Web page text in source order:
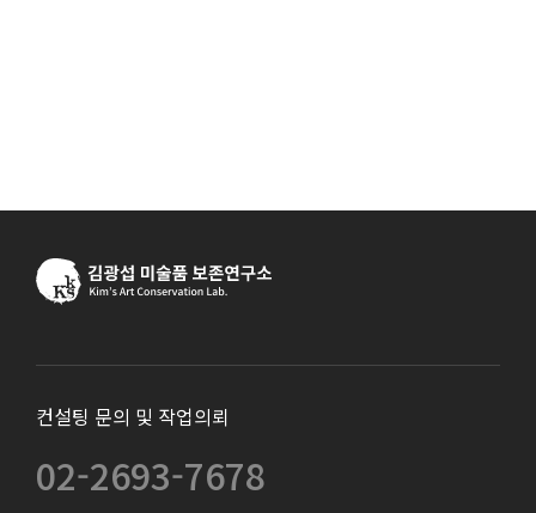
컨설팅 문의 및 작업의뢰
02-2693-7678